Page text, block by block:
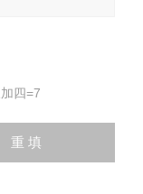
四=7